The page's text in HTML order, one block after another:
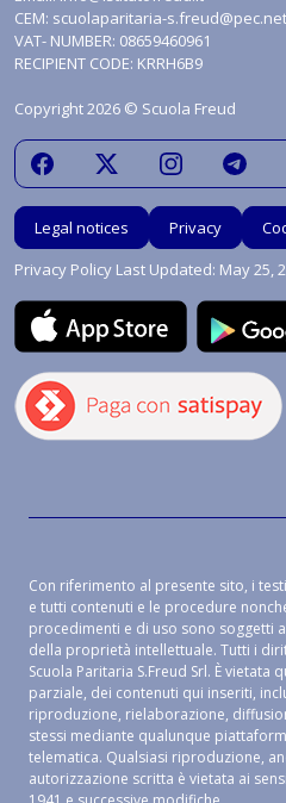
CEM: scuolaparitaria-s.freud@pec.net
VAT- NUMBER: 08659460961
RECIPIENT CODE: KRRH6B9
Copyright 2026 © Scuola Freud
Legal notices Privacy
Privacy Policy Last Updated: May 25,
Con riferimento al presente sito, i
e tutti contenuti e le procedure
procedimenti e di uso sono soggetti
della proprietà intellettuale. Tutti i
Scuola Paritaria S.Freud Srl. È vietata
parziale, dei contenuti qui inseriti,
riproduzione, rielaborazione,
stessi mediante qualunque
telematica. Qualsiasi riproduzione,
autorizzazione scritta è vietata ai